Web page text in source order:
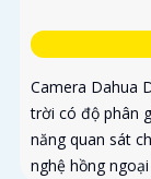
Camera Dahua
trời có độ phân
năng quan sát
nghệ hồng